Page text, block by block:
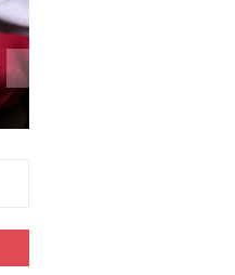
›